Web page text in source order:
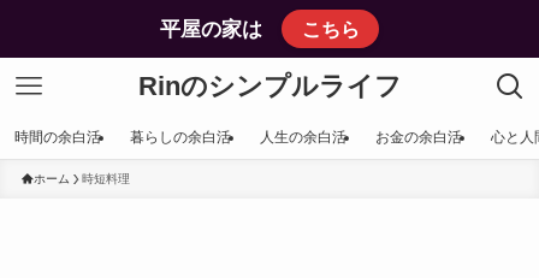
平屋の家は こちら
Rinのシンプルライフ
時間の余白活 暮らしの余白活 人生の余白活 お金の余白活 心と人
ホーム 時短料理